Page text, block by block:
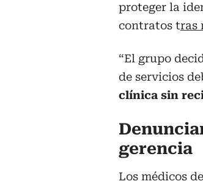
proteger la
contratos tras
“El grupo
de servicios
clínica sin
gerencia
Los médicos